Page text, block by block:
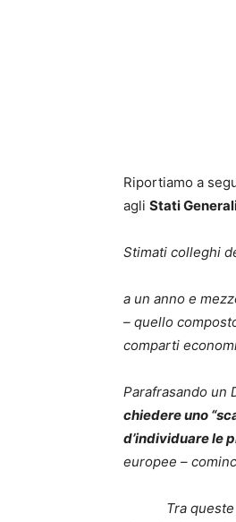
Riportiamo a
agli Stati
Stimati colleghi
a un anno e
– quello
comparti
Parafrasando un
chiedere uno
d’individuare le
europee –
Tra queste